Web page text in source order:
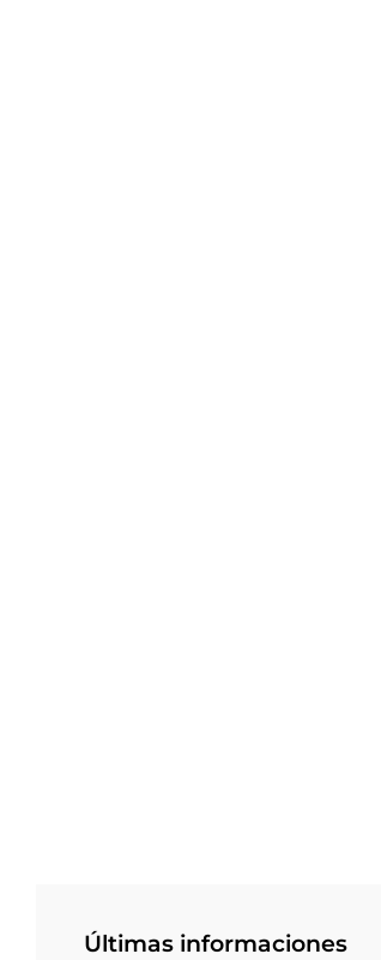
Últimas informaciones